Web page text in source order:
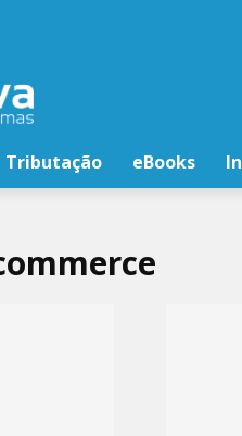
Tributação eBooks